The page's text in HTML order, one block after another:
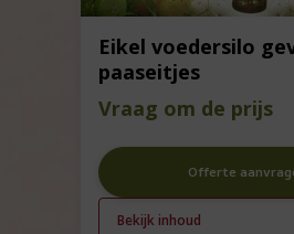
Eikel voedersilo
paaseitjes
Vraag om de prijs
Offerte
Bekijk inhoud